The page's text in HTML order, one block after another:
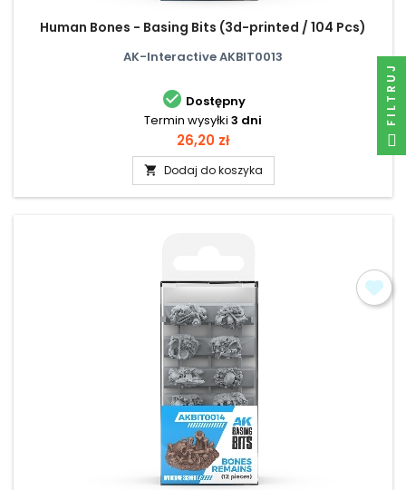
Human Bones - Basing Bits (3d-printed / 104 Pcs)
AK-Interactive AKBIT0013
 Dostępny
Termin wysyłki 3 dni
Cena
26,20 zł
 Dodaj do koszyka
FILTRUJ